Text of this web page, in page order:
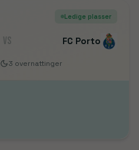
Ledige plasser
VS FC Porto
3 overnattinger